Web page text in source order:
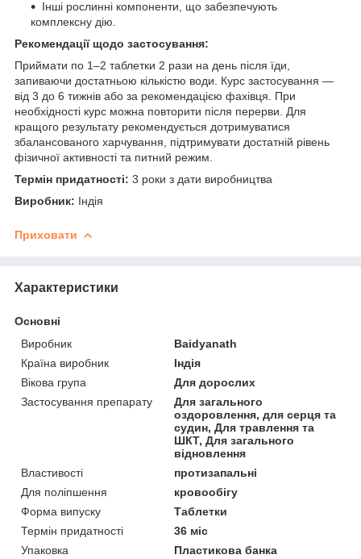
Інші рослинні компоненти, що забезпечують
комплексну дію.
Рекомендації щодо застосування:
Приймати по 1–2 таблетки 2 рази на день після їди,
запиваючи достатньою кількістю води. Курс застосування —
від 3 до 6 тижнів або за рекомендацією фахівця. При
необхідності курс можна повторити після перерви. Для
кращого результату рекомендується дотримуватися
збалансованого харчування, підтримувати достатній рівень
фізичної активності та питний режим.
Термін придатності: 3 роки з дати виробництва
Виробник: Індія
Приховати
Характеристики
Основні
Виробник
Baidyanath
Країна виробник
Індія
Вікова група
Для дорослих
Застосування препарату
Для загального
оздоровлення, для серця та
судин, Для травлення та
ШКТ, Для загального
відновлення
Властивості
протизапальні
Для поліпшення
кровообігу
Форма випуску
Таблетки
Термін придатності
36 міс
Упаковка
Пластикова банка